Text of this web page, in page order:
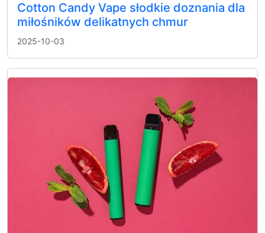
Cotton Candy Vape słodkie doznania dla
miłośników delikatnych chmur
2025-10-03